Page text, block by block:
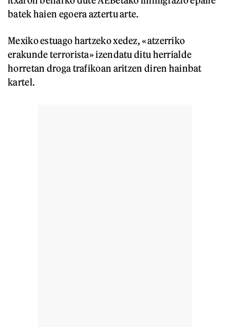
batek haien egoera aztertu arte.
Mexiko estuago hartzeko xedez, «atzerriko
erakunde terrorista» izendatu ditu herrialde
horretan droga trafikoan aritzen diren hainbat
kartel.